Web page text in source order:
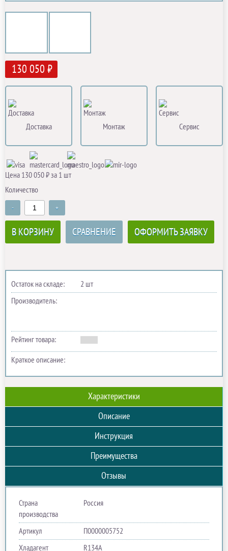
130 050 ₽
Доставка Монтаж Сервис
Цена 130 050 ₽ за 1 шт
Количество
- +
В КОРЗИНУ СРАВНЕНИЕ ОФОРМИТЬ ЗАЯВКУ
Остаток на складе:
2 шт
Производитель:
Рейтинг товара:
Краткое описание:
Характеристики
Описание
Инструкция
Преимущества
Отзывы
Страна
производства
Россия
Артикул
П0000005752
Хладагент
R134A